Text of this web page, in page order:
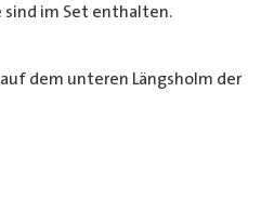
im Set enthalten.
dem unteren Längsholm der
verbessern Sie die